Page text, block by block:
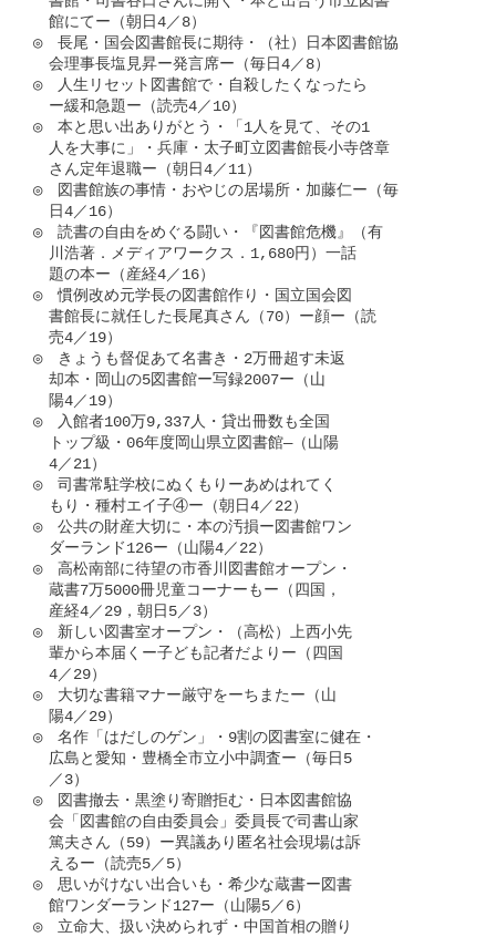
館にてー（朝日4／8）
◎　長尾・国会図書館長に期待・（社）日本図書館協
会理事長塩見昇ー発言席ー（毎日4／8）
◎　人生リセット図書館で・自殺したくなったら
ー緩和急題ー（読売4／10）
◎　本と思い出ありがとう・「1人を見て、その1
人を大事に」・兵庫・太子町立図書館長小寺啓章
さん定年退職ー（朝日4／11）
◎　図書館族の事情・おやじの居場所・加藤仁ー（毎
日4／16）
◎　読書の自由をめぐる闘い・『図書館危機』（有
川浩著．メディアワークス．1,680円）一話
題の本ー（産経4／16）
◎　慣例改め元学長の図書館作り・国立国会図
書館長に就任した長尾真さん（70）ー顔ー（読
売4／19）
◎　きょうも督促あて名書き・2万冊超す未返
却本・岡山の5図書館ー写録2007ー（山
陽4／19）
◎　入館者100万9,337人・貸出冊数も全国
トップ級・06年度岡山県立図書館―（山陽
4／21）
◎　司書常駐学校にぬくもりーあめはれてく
もり・種村エイ子④ー（朝日4／22）
◎　公共の財産大切に・本の汚損ー図書館ワン
ダーランド126ー（山陽4／22）
◎　高松南部に待望の市香川図書館オープン・
蔵書7万5000冊児童コーナーもー（四国，
産経4／29，朝日5／3）
◎　新しい図書室オープン・（高松）上西小先
輩から本届くー子ども記者だよりー（四国
4／29）
◎　大切な書籍マナー厳守をーちまたー（山
陽4／29）
◎　名作「はだしのゲン」・9割の図書室に健在・
広島と愛知・豊橋全市立小中調査ー（毎日5
／3）
◎　図書撤去・黒塗り寄贈拒む・日本図書館協
会「図書館の自由委員会」委員長で司書山家
篤夫さん（59）ー異議あり匿名社会現場は訴
えるー（読売5／5）
◎　思いがけない出合いも・希少な蔵書ー図書
館ワンダーランド127ー（山陽5／6）
◎　立命大、扱い決められず・中国首相の贈り